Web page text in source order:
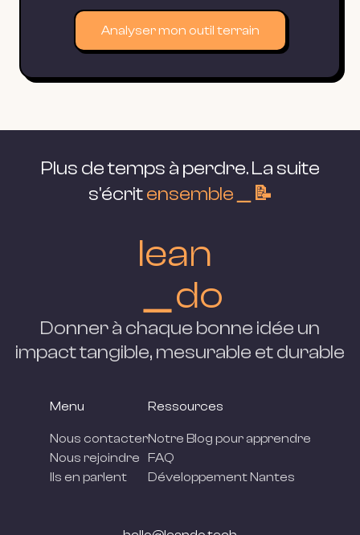
Analyser mon outil terrain
Plus de temps à perdre. La suite
s'écrit ensemble＿📝
lean
＿do
Donner à chaque bonne idée un
impact tangible, mesurable etdurable
Menu
Nous contacter
Nous rejoindre
Ils en parlent
Ressources
Notre Blog pour apprendre
FAQ
Développement Nantes